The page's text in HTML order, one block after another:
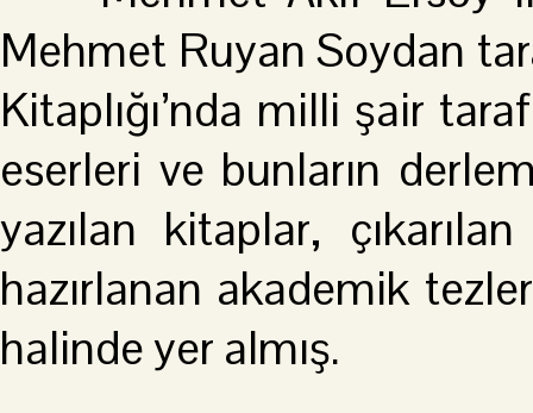
Mehmet Ruyan Soydan
Kitaplığı’nda milli şair
eserleri ve bunların
yazılan kitaplar,
hazırlanan akademik
halinde yer almış.